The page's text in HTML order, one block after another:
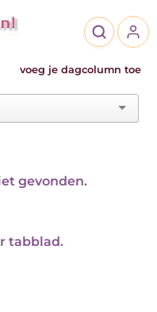
voeg je dagcolumn toe
gevonden.
tabblad.